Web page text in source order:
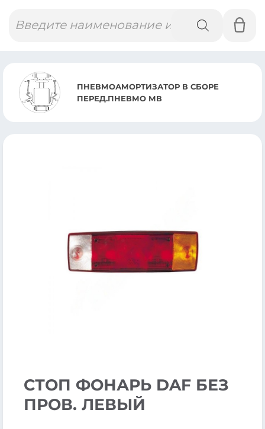
товаров
ПНЕВМОАМОРТИЗАТОР В СБОРЕ
ПЕРЕД.ПНЕВМО МВ
СТОП ФОНАРЬ DAF БЕЗ
ПРОВ. ЛЕВЫЙ